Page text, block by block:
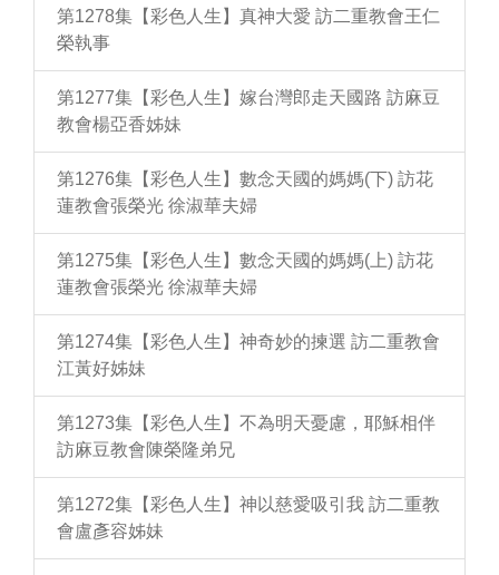
第1278集【彩色人生】真神大愛 訪二重教會王仁
榮執事
第1277集【彩色人生】嫁台灣郎走天國路 訪麻豆
教會楊亞香姊妹
第1276集【彩色人生】數念天國的媽媽(下) 訪花
蓮教會張榮光 徐淑華夫婦
第1275集【彩色人生】數念天國的媽媽(上) 訪花
蓮教會張榮光 徐淑華夫婦
第1274集【彩色人生】神奇妙的揀選 訪二重教會
江黃好姊妹
第1273集【彩色人生】不為明天憂慮，耶穌相伴
訪麻豆教會陳榮隆弟兄
第1272集【彩色人生】神以慈愛吸引我 訪二重教
會盧彥容姊妹